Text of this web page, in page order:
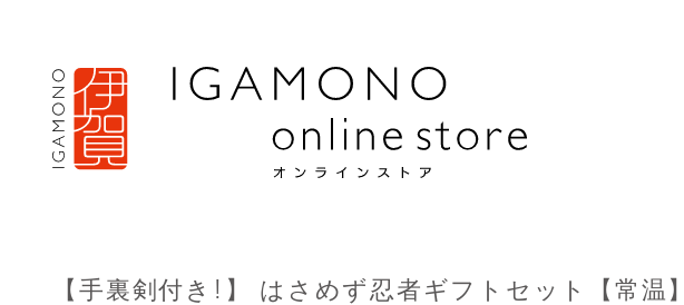
【手裏剣付き!】 はさめず忍者ギフトセット【常温】